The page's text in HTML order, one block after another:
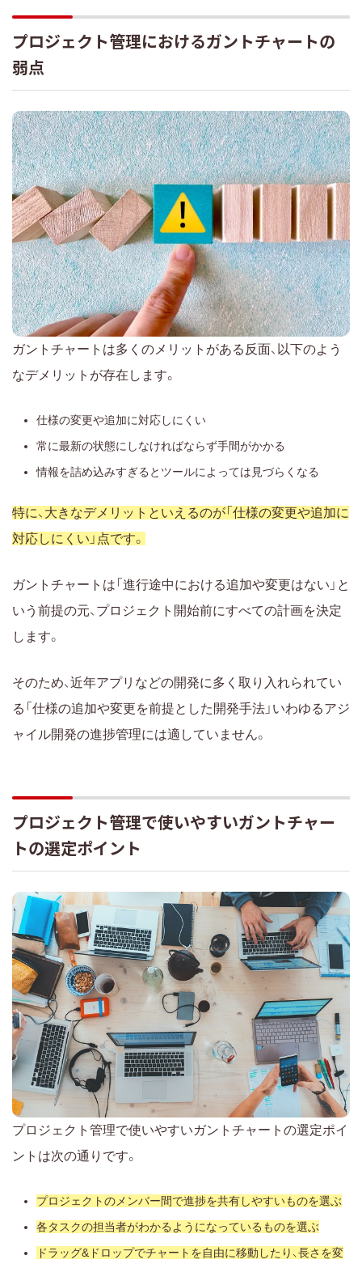
プロジェクト管理におけるガントチャートの
弱点
ガントチャートは多くのメリットがある反面、以下のよう
なデメリットが存在します。
仕様の変更や追加に対応しにくい
常に最新の状態にしなければならず手間がかかる
情報を詰め込みすぎるとツールによっては見づらくなる
特に、大きなデメリットといえるのが「仕様の変更や追加に
対応しにくい」点です。
ガントチャートは「進行途中における追加や変更はない」と
いう前提の元、プロジェクト開始前にすべての計画を決定
します。
そのため、近年アプリなどの開発に多く取り入れられてい
る「仕様の追加や変更を前提とした開発手法」いわゆるアジ
ャイル開発の進捗管理には適していません。
プロジェクト管理で使いやすいガントチャー
トの選定ポイント
プロジェクト管理で使いやすいガントチャートの選定ポイ
ントは次の通りです。
プロジェクトのメンバー間で進捗を共有しやすいものを選ぶ
各タスクの担当者がわかるようになっているものを選ぶ
ドラッグ&ドロップでチャートを自由に移動したり、長さを変